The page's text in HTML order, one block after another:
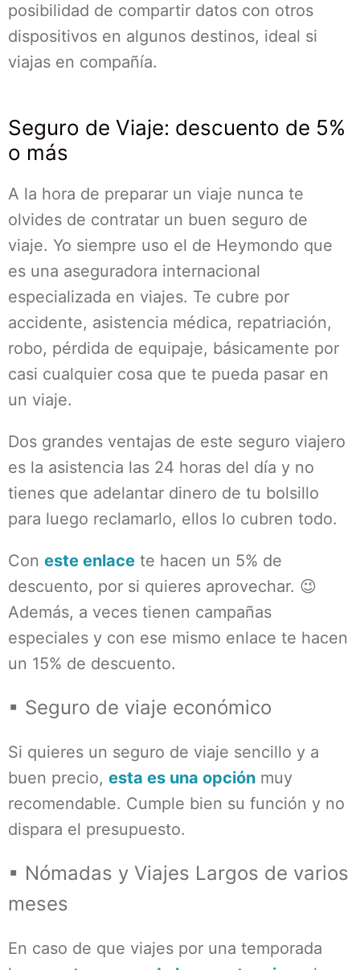
posibilidad de compartir datos con otros
dispositivos en algunos destinos, ideal si
viajas en compañía.
Seguro de Viaje: descuento de 5%
o más
A la hora de preparar un viaje nunca te
olvides de contratar un buen seguro de
viaje. Yo siempre uso el de Heymondo que
es una aseguradora internacional
especializada en viajes. Te cubre por
accidente, asistencia médica, repatriación,
robo, pérdida de equipaje, básicamente por
casi cualquier cosa que te pueda pasar en
un viaje.
Dos grandes ventajas de este seguro viajero
es la asistencia las 24 horas del día y no
tienes que adelantar dinero de tu bolsillo
para luego reclamarlo, ellos lo cubren todo.
Con este enlace te hacen un 5% de
descuento, por si quieres aprovechar. 😉
Además, a veces tienen campañas
especiales y con ese mismo enlace te hacen
un 15% de descuento.
▪ Seguro de viaje económico
Si quieres un seguro de viaje sencillo y a
buen precio, esta es una opción muy
recomendable. Cumple bien su función y no
dispara el presupuesto.
▪ Nómadas y Viajes Largos de varios
meses
En caso de que viajes por una temporada